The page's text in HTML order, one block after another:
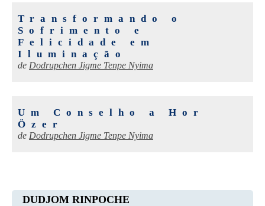
Transformando o
Sofrimento e
Felicidade em
Iluminação
de Dodrupchen Jigme Tenpe Nyima
Um Conselho a Hor
Özer
de Dodrupchen Jigme Tenpe Nyima
DUDJOM RINPOCHE